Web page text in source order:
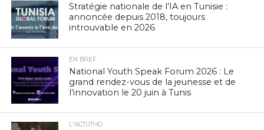
Stratégie nationale de l’IA en Tunisie :
annoncée depuis 2018, toujours
introuvable en 2026
EN BREF
National Youth Speak Forum 2026 : Le
grand rendez-vous de la jeunesse et de
l’innovation le 20 juin à Tunis
L'ACTUTHD